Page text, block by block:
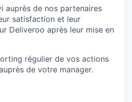
auprès de nos partenaires
satisfaction et leur
Deliveroo après leur mise en
régulier de vos actions
de votre manager.